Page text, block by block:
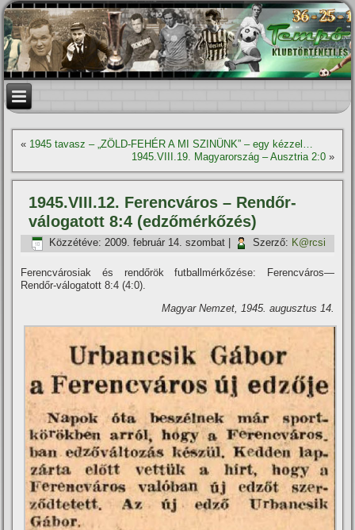
« 1945 tavasz – „ZÖLD-FEHÉR A MI SZINÜNK” – egy kézzel…
1945.VIII.19. Magyarország – Ausztria 2:0»
1945.VIII.12. Ferencváros – Rendőr-
válogatott 8:4 (edzőmérkőzés)
Közzétéve: 2009. február 14. szombat Szerző: K@rcsi
Ferencvárosiak és rendőrökfutball mérkőzése:
Ferencváros—
Rendőr-válogatott8:4 (4:0).
Magyar Nemzet, 1945. augusztus 14.